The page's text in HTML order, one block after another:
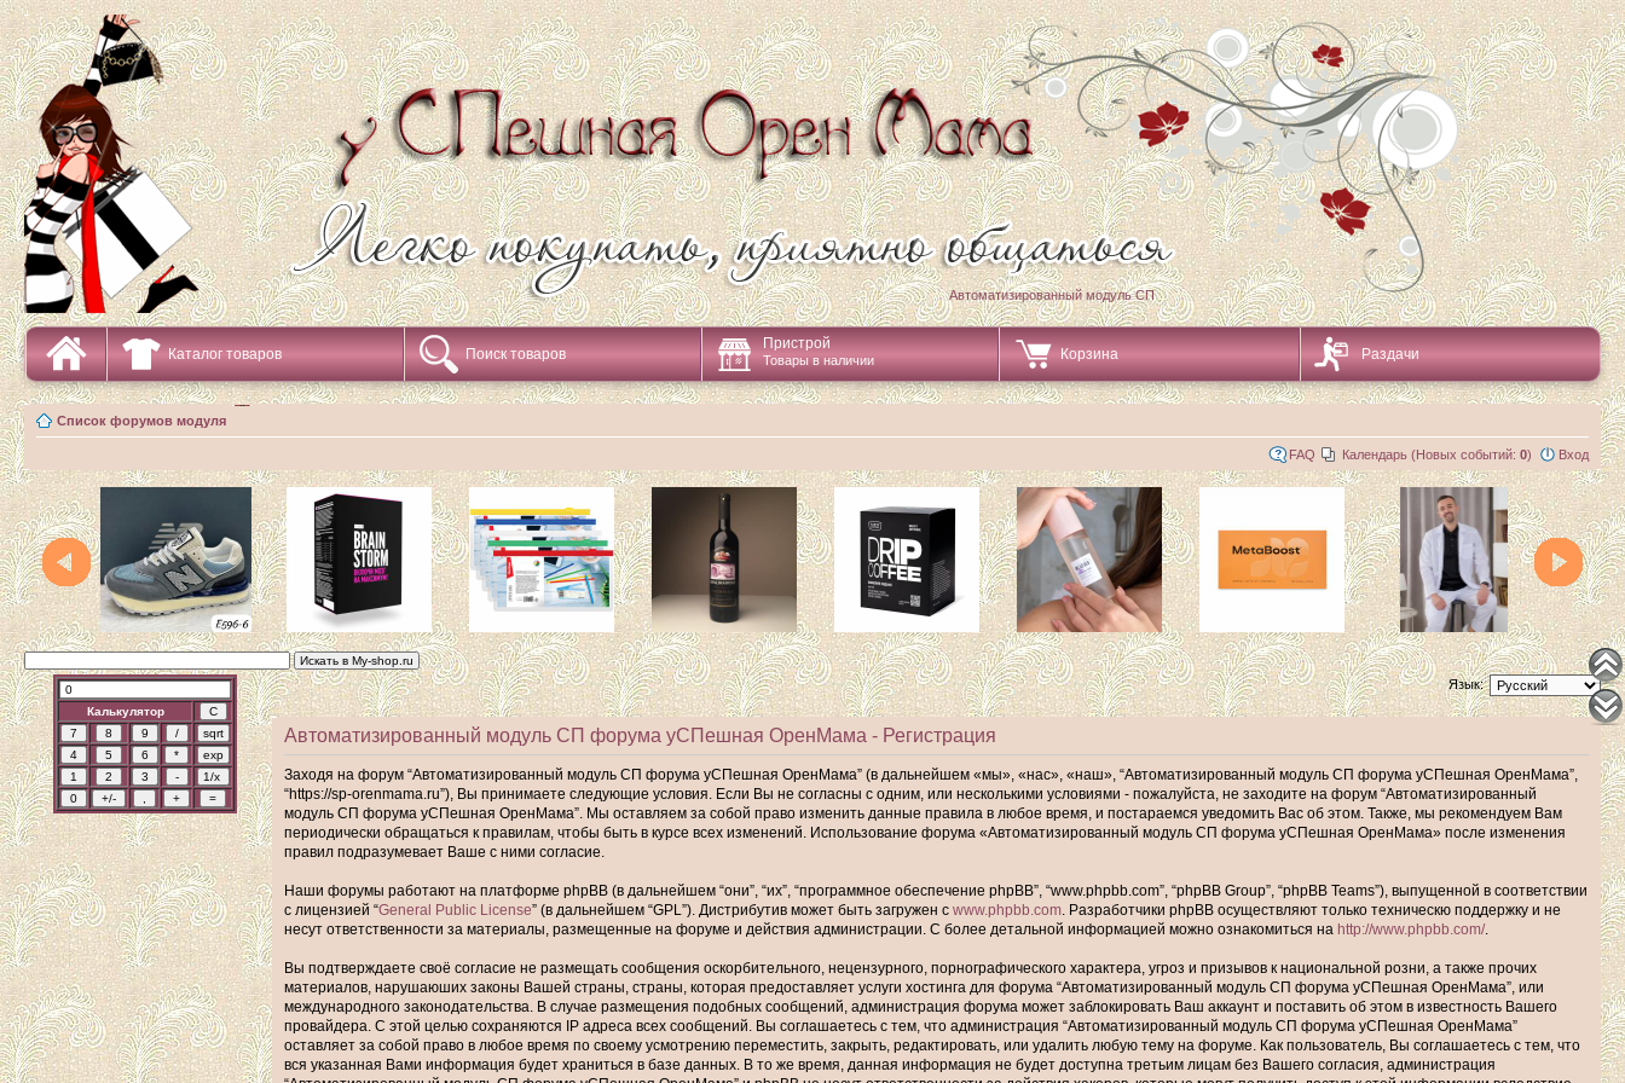
Автоматизированный модуль СП
Каталог товаров Поиск товаров
Пристрой
Товары в наличии Корзина Раздачи
Список форумов модуля
FAQ Календарь (Новых событий: 0) Вход
Калькулятор
Язык:
Автоматизированный модуль СП форума уСПешная ОренМама - Регистрация
Заходя на форум “Автоматизированный модуль СП форума уСПешная ОренМама” (в дальнейшем «мы», «нас», «наш», “Автоматизированный модуль СП форума уСПешная ОренМама”,
“https://sp-orenmama.ru”), Вы принимаете следующие условия. Если Вы не согласны с одним, или несколькими условиями - пожалуйста, не заходите на форум “Автоматизированный
модуль СП форума уСПешная ОренМама”. Мы оставляем за собой право изменить данные правила в любое время, и постараемся уведомить Вас об этом. Также, мы рекомендуем Вам
периодически обращаться к правилам, чтобы быть в курсе всех изменений. Использование форума «Автоматизированный модуль СП форума уСПешная ОренМама» после изменения
правил подразумевает Ваше с ними согласие.
Наши форумы работают на платформе phpBB (в дальнейшем “они”, “их”, “программное обеспечение phpBB”, “www.phpbb.com”, “phpBB Group”, “phpBB Teams”), выпущенной в соответствии
с лицензией “General Public License” (в дальнейшем “GPL”). Дистрибутив может быть загружен с www.phpbb.com . Разработчики phpBB осуществляют только техническю поддержку и не
несут ответственности за материалы, размещенные на форуме и действия администрации. С более детальной информацией можно ознакомиться на http://www.phpbb.com/.
Вы подтверждаете своё согласие не размещать сообщения оскорбительного, нецензурного, порнографического характера, угроз и призывов к национальной розни, а также прочих
материалов, нарушаюших законы Вашей страны, страны, которая предоставляет услуги хостинга для форума “Автоматизированный модуль СП форума уСПешная ОренМама”, или
международного законодательства. В случае размещения подобных сообщений, администрация форума может заблокировать Ваш аккаунт и поставить об этом в известность Вашего
провайдера. С этой целью сохраняются IP адреса всех сообщений. Вы соглашаетесь с тем, что администрация “Автоматизированный модуль СП форума уСПешная ОренМама”
оставляет за собой право в любое время по своему усмотрению переместить, закрыть, редактировать, или удалить любую тему на форуме. Как пользователь, Вы соглашаетесь с тем, что
вся указанная Вами информация будет храниться в базе данных. В то же время, данная информация не будет доступна третьим лицам без Вашего согласия, администрация